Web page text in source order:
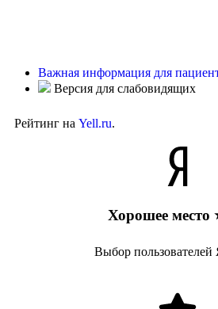
Важная информация для
Версия для слабовидящих
Рейтинг на Yell.ru.
Хорошее место
Выбор пользователей